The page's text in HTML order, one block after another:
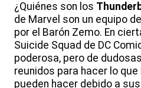
¿Quiénes son los
de Marvel son un equipo
por el Barón Zemo. En
Suicide Squad de DC
poderosa, pero de
reunidos para hacer lo
pueden hacer debido a